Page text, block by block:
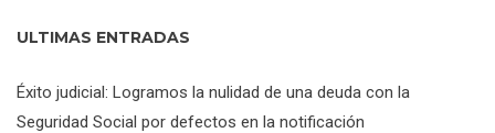
ULTIMAS ENTRADAS
Éxito judicial: Logramos la nulidad de una deuda con la
Seguridad Social por defectos en la notificación